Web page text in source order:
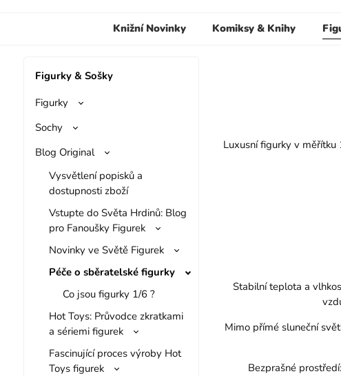
Knižní Novinky Komiksy & Knihy
Figurky & Sošky
Figurky
Sochy
Blog Original
Vysvětlení popisků a
dostupnosti zboží
Vstupte do Světa Hrdinů: Blog
pro Fanoušky Figurek
Novinky ve Světě Figurek
Péče o sběratelské figurky
Co jsou figurky 1/6 ?
Hot Toys: Průvodce zkratkami
a sériemi figurek
Fascinující proces výroby Hot
Toys figurek
Luxusní figurky v měřítku
Stabilní teplota a
Mimo přímé sluneční
Bezprašné